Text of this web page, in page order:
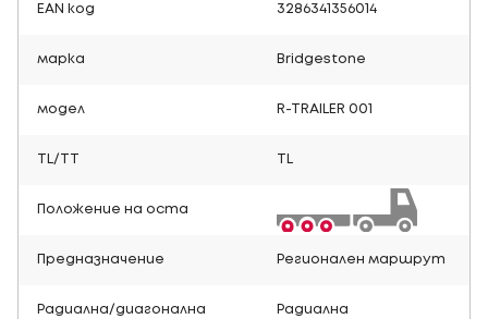
EAN код 3286341356014
марка Bridgestone
модел R-TRAILER 001
TL/TT
Положение на оста
Предназначение Регионален маршрут
Радиална/диагонална Радиална